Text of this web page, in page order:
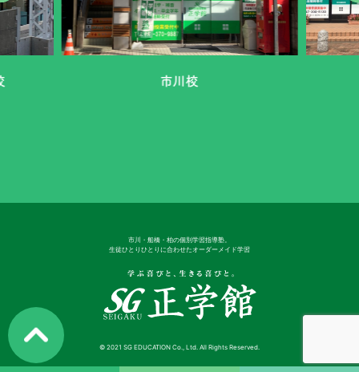
市川校
市川・船橋・柏の個別学習指導塾。
生徒ひとりひとりに合わせたオーダーメイド学習
© 2021 SG EDUCATION Co., Ltd. All Rights Reserved.